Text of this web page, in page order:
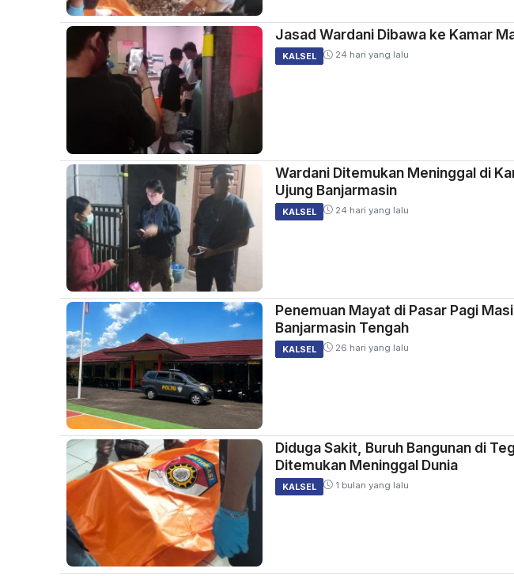
Jasad Wardani Dibawa ke Kamar
KALSEL 24 hari yang lalu
Wardani Ditemukan Meninggal di
Ujung Banjarmasin
KALSEL 24 hari yang lalu
Penemuan Mayat di Pasar Pagi
Banjarmasin Tengah
KALSEL 26 hari yang lalu
Diduga Sakit, Buruh Bangunan di
Ditemukan Meninggal Dunia
KALSEL 1 bulan yang lalu